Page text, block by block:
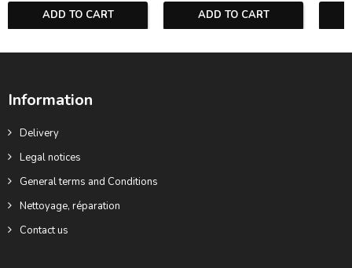
ADD TO CART
ADD TO CART
Information
Delivery
Legal notices
General terms and Conditions
Nettoyage, réparation
Contact us